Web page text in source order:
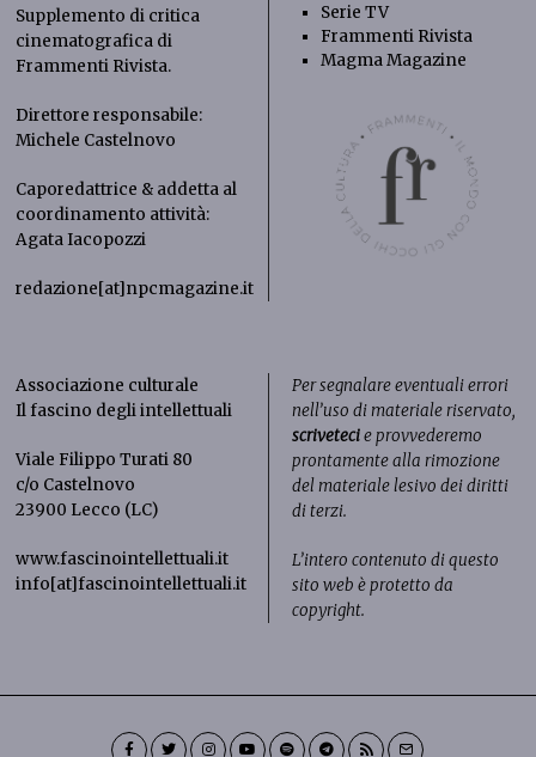
Supplemento di critica
cinematografica di
Frammenti Rivista.
Direttore responsabile:
Michele Castelnovo
Caporedattrice & addetta al
coordinamento attività:
Agata Iacopozzi
redazione[at]npcmagazine.it
Serie TV
Frammenti Rivista
Magma Magazine
Associazione culturale
Il fascino degli intellettuali
Viale Filippo Turati 80
c/o Castelnovo
23900 Lecco (LC)
www.fascinointellettuali.it
info[at]fascinointellettuali.it
Per segnalare eventuali errori
nell’uso di materiale riservato,
scrivetecie provvederemo
prontamente alla rimozione
del materiale lesivo dei diritti
di terzi.
L’intero contenuto di questo
sito web è protetto da
copyright.